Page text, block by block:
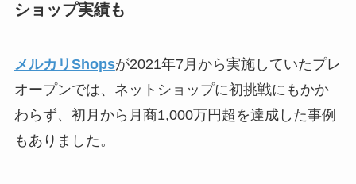
ショップ実績も
メルカリShopsが2021年7月から実施していたプレ
オープンでは、ネットショップに初挑戦にもかか
わらず、初月から月商1,000万円超を達成した事例
もありました。